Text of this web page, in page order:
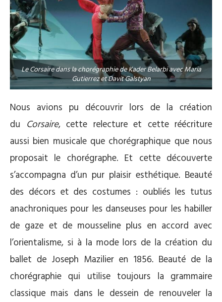
Le Corsaire dans la chorégraphie de Kader Belarbi avec Maria
Gutierrez et Davit Galstyan
Nous avions pu découvrir lors de la création
du Corsaire, cette relecture et cette réécriture
aussi bien musicale que chorégraphique que nous
proposait le chorégraphe. Et cette découverte
s’accompagna d’un pur plaisir esthétique. Beauté
des décors et des costumes : oubliés les tutus
anachroniques pour les danseuses pour les habiller
de gaze et de mousseline plus en accord avec
l’orientalisme, si à la mode lors de la création du
ballet de Joseph Mazilier en 1856. Beauté de la
chorégraphie qui utilise toujours la grammaire
classique mais dans le dessein de renouveler la